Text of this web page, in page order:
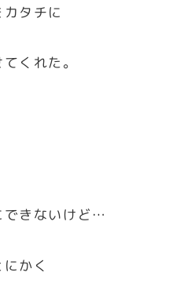
タチに
くれた。
できないけど…
かく